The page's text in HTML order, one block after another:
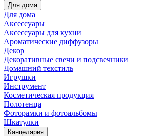
Для дома
Для дома
Аксессуары
Аксессуары для кухни
Ароматические диффузоры
Декор
Декоративные свечи и подсвечники
Домашний текстиль
Игрушки
Инструмент
Косметическая продукция
Полотенца
Фоторамки и фотоальбомы
Шкатулки
Канцелярия